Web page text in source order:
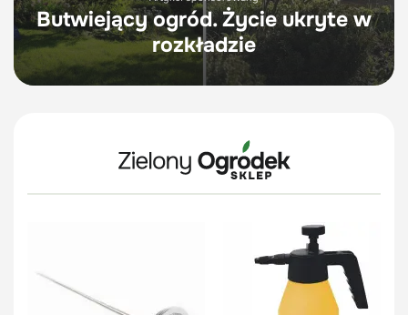
Butwiejący ogród. Życie ukryte w
rozkładzie